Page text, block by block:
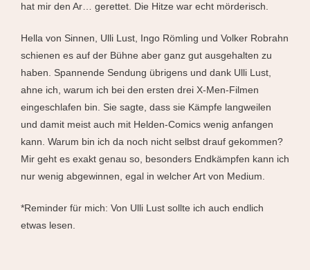
hat mir den Ar… gerettet. Die Hitze war echt mörderisch.
Hella von Sinnen, Ulli Lust, Ingo Römling und Volker Robrahn
schienen es auf der Bühne aber ganz gut ausgehalten zu
haben. Spannende Sendung übrigens und dank Ulli Lust,
ahne ich, warum ich bei den ersten drei X-Men-Filmen
eingeschlafen bin. Sie sagte, dass sie Kämpfe langweilen
und damit meist auch mit Helden-Comics wenig anfangen
kann. Warum bin ich da noch nicht selbst drauf gekommen?
Mir geht es exakt genau so, besonders Endkämpfen kann ich
nur wenig abgewinnen, egal in welcher Art von Medium.
*Reminder für mich: Von Ulli Lust sollte ich auch endlich
etwas lesen.